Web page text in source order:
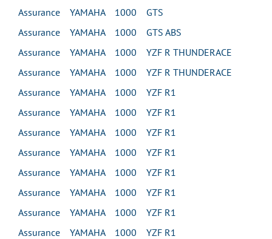
Assurance YAMAHA 1000 GTS
Assurance YAMAHA 1000 GTS ABS
Assurance YAMAHA 1000 YZF R THUNDERACE
Assurance YAMAHA 1000 YZF R THUNDERACE
Assurance YAMAHA 1000 YZF R1
Assurance YAMAHA 1000 YZF R1
Assurance YAMAHA 1000 YZF R1
Assurance YAMAHA 1000 YZF R1
Assurance YAMAHA 1000 YZF R1
Assurance YAMAHA 1000 YZF R1
Assurance YAMAHA 1000 YZF R1
Assurance YAMAHA 1000 YZF R1